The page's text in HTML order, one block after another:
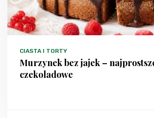
CIASTA I TORTY
Murzynek bez jajek –
czekoladowe